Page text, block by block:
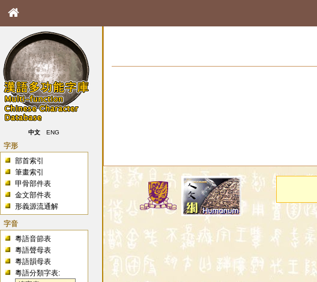
中文 ENG
字形
部首索引
筆畫索引
甲骨部件表
金文部件表
形義源流通解
字音
粵語音節表
粵語聲母表
粵語韻母表
粵語分類字表: